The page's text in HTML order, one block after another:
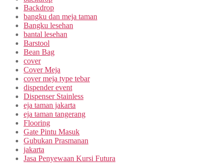
Backdrop
bangku dan meja taman
Bangku lesehan
bantal lesehan
Barstool
Bean Bag
cover
Cover Meja
cover meja type tebar
dispender event
Dispenser Stainless
eja taman jakarta
eja taman tangerang
Flooring
Gate Pintu Masuk
Gubukan Prasmanan
jakarta
Jasa Penyewaan Kursi Futura